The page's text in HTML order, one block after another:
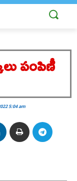
పంపిణీ
5:04 am